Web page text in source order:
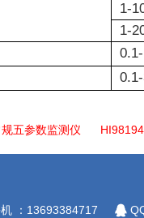
1-
1-
五参数监测仪
：13693384717 